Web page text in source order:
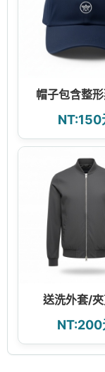
帽子包含整
NT:150
送洗外套/
NT:200